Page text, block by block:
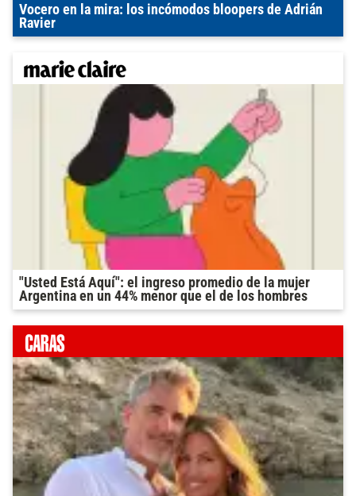
Vocero en la mira: los incómodos bloopers de Adrián
Ravier
"Usted Está Aquí": el ingreso promedio de la mujer
Argentina en un 44% menor que el de los hombres